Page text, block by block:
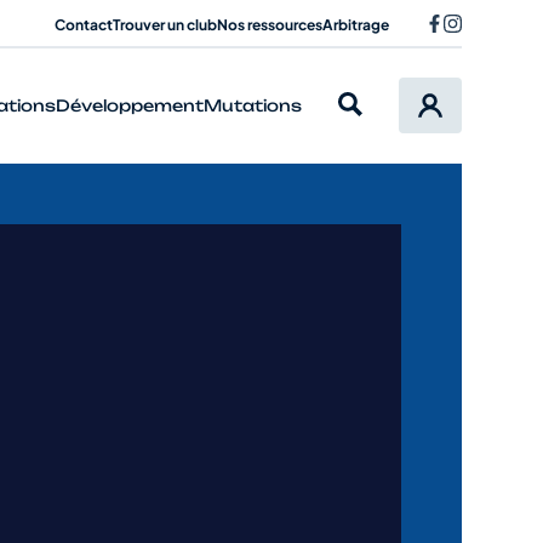
ContactTrouver un clubNos ressourcesArbitrage
DéveloppementMutations